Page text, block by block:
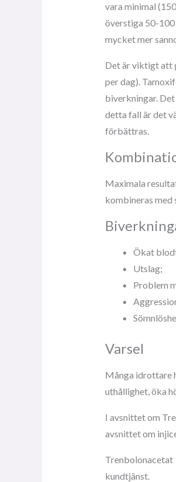
vara minimal
överstiga 50-100
mycket mer
Det är viktigt att
per dag).
biverkningar.
detta fall är det
förbättras.
Maximala
kombineras med
Ökat
Utslag;
Problem
Varsel
Många idrottare
uthållighet, öka
I avsnittet om
avsnittet om
Trenbolonacetat
kundtjänst.